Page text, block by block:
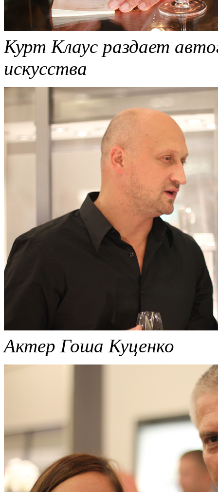
Курт Клаус раздает
искусства
Актер Гоша Куценко